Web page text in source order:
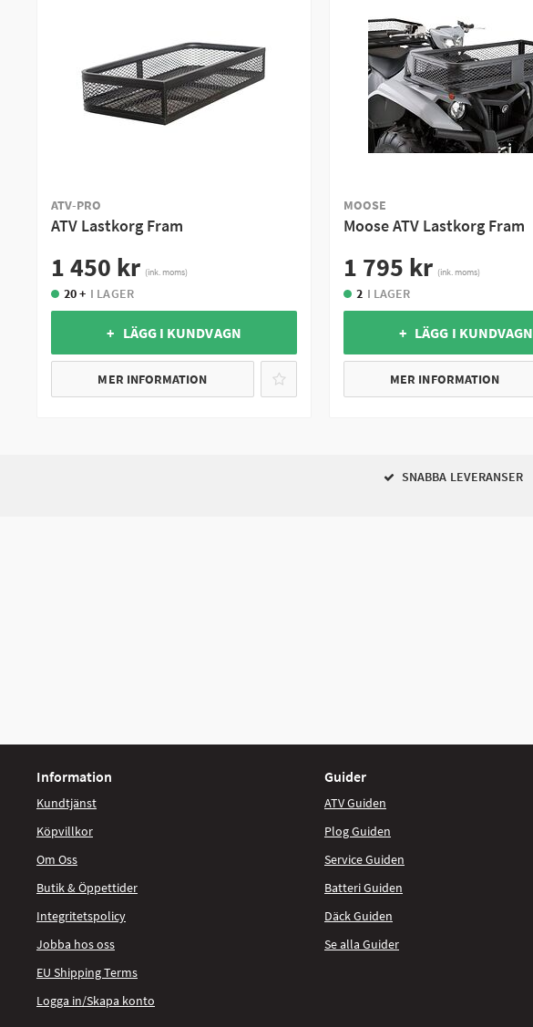
ATV-PRO
ATV Lastkorg Fram
1 450 kr (ink. moms)
20 + I LAGER
+ LÄGG I KUNDVAGN
MER INFORMATION
MOOSE
Moose ATV Lastkorg Fram
1 795 kr (ink. moms)
2 I LAGER
+ LÄGG I KUNDVAGN
MER INFORMATION
SNABBA LEVERANSER
Information
Kundtjänst
Köpvillkor
Om Oss
Butik & Öppettider
Integritetspolicy
Jobba hos oss
EU Shipping Terms
Logga in/Skapa konto
Guider
ATV Guiden
Plog Guiden
Service Guiden
Batteri Guiden
Däck Guiden
Se alla Guider